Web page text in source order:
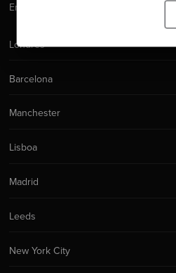
Email:
Londres
Barcelona
Manchester
Lisboa
Madrid
Leeds
New York City